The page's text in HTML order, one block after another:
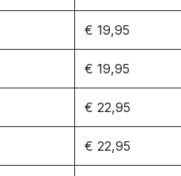
€ 19,95
€ 19,95
€ 22,95
€ 22,95